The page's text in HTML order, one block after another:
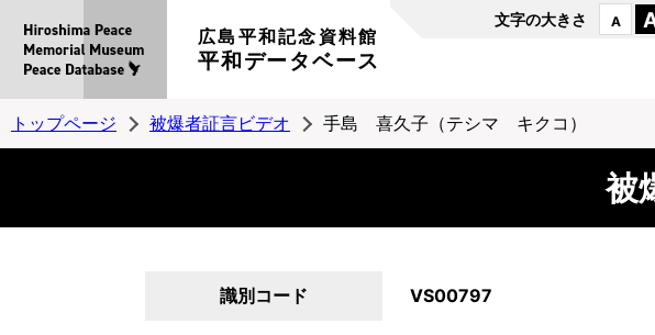
広島平和記念資料館
平和データベース
文字の大きさ A
トップページ 被爆者証言ビデオ 手島 喜久子（テシマ キクコ）
被
識別コード VS00797